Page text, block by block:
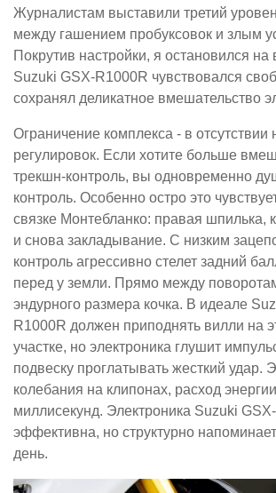
Журналистам выставили третий
между гашением пробуксовок и злым
Покрутив настройки, я остановился на
Suzuki GSX-R1000R чувствовался
сохранял деликатное вмешательство
Ограничение комплекса - в отсутствии
регулировок. Если хотите больше
трекшн-контроль, вы одновременно
контроль. Особенно остро это
связке Монтебланко: правая шпилька,
и снова закладывание. С низким
контроль агрессивно стелет задний
перед у земли. Прямо между
эндурного размера кочка. В идеале
R1000R должен приподнять вилли на
участке, но электроника глушит
подвеску проглатывать жесткий удар.
колебания на клипонах, расход
миллисекунд. Электроника Suzuki
эффективна, но структурно
день.